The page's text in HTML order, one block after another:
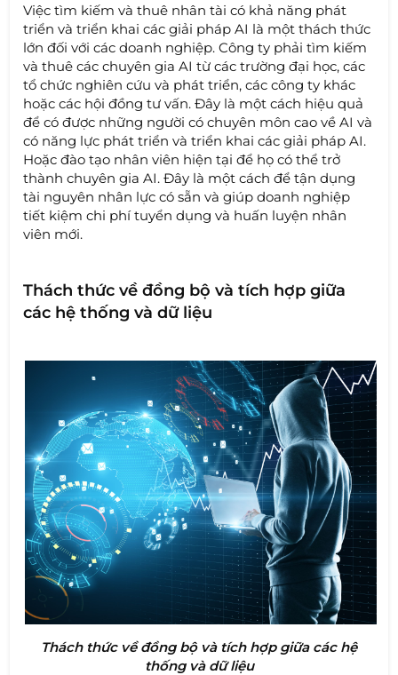
Việc tìm kiếm và thuê nhân tài có khả năng phát
triển và triển khai các giải pháp AI là một thách thức
lớn đối với các doanh nghiệp. Công ty phải tìm kiếm
và thuê các chuyên gia AI từ các trường đại học, các
tổ chức nghiên cứu và phát triển, các công ty khác
hoặc các hội đồng tư vấn. Đây là một cách hiệu quả
để có được những người có chuyên môn cao về AI và
có năng lực phát triển và triển khai các giải pháp AI.
Hoặc đào tạo nhân viên hiện tại để họ có thể trở
thành chuyên gia AI. Đây là một cách để tận dụng
tài nguyên nhân lực có sẵn và giúp doanh nghiệp
tiết kiệm chi phí tuyển dụng và huấn luyện nhân
viên mới.
Thách thức về đồng bộ và tích hợp giữa
các hệ thống và dữ liệu
Thách thức về đồng bộ và tích hợp giữa các hệ
thống và dữ liệu